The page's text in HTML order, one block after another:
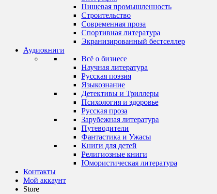
Пищевая промышленность
Строительство
Современная проза
Спортивная литература
Экранизированный бестселлер
Аудиокниги
Всё о бизнесе
Научная литература
Русская поэзия
Языкознание
Детективы и Триллеры
Психология и здоровье
Русская проза
Зарубежная литература
Путеводители
Фантастика и Ужасы
Книги для детей
Религиозные книги
Юмористическая литература
Контакты
Мой аккаунт
Store